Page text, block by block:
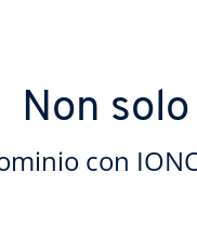
Non
con